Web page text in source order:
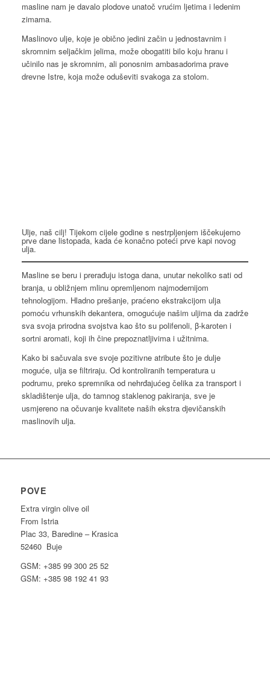
masline nam je davalo plodove unatoč vrućim ljetima i ledenim
zimama.
Maslinovo ulje, koje je obično jedini začin u jednostavnim i
skromnim seljačkim jelima, može obogatiti bilo koju hranu i
učinilo nas je skromnim, ali ponosnim ambasadorima prave
drevne Istre, koja može oduševiti svakoga za stolom.
Ulje, naš cilj! Tijekom cijele godine s nestrpljenjem iščekujemo
prve dane listopada, kada će konačno poteći prve kapi novog
ulja.
Masline se beru i prerađuju istoga dana, unutar nekoliko sati od
branja, u obližnjem mlinu opremljenom najmodernijom
tehnologijom. Hladno prešanje, praćeno ekstrakcijom ulja
pomoću vrhunskih dekantera, omogućuje našim uljima da zadrže
sva svoja prirodna svojstva kao što su polifenoli, β-karoten i
sortni aromati, koji ih čine prepoznatljivima i užitnima.
Kako bi sačuvala sve svoje pozitivne atribute što je dulje
moguće, ulja se filtriraju. Od kontroliranih temperatura u
podrumu, preko spremnika od nehrđajućeg čelika za transport i
skladištenje ulja, do tamnog staklenog pakiranja, sve je
usmjereno na očuvanje kvalitete naših ekstra djevičanskih
maslinovih ulja.
POVE
Extra virgin olive oil
From Istria
Plac 33, Baredine – Krasica
52460 Buje
GSM: +385 99 300 25 52
GSM: +385 98 192 41 93